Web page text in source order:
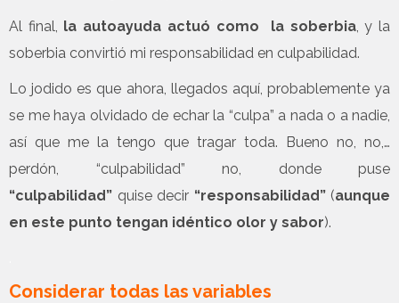
Al final, la autoayuda actuó como la soberbia, y la
soberbia convirtió mi responsabilidad en culpabilidad.
Lo jodido es que ahora, llegados aquí, probablemente ya
se me haya olvidado de echar la “culpa” a nada o a nadie,
así que me la tengo que tragar toda. Bueno no, no,…
perdón, “culpabilidad” no, donde puse
“culpabilidad” quise decir “responsabilidad”(aunque
en este punto tengan idéntico olor y sabor).
Considerar todas las variables